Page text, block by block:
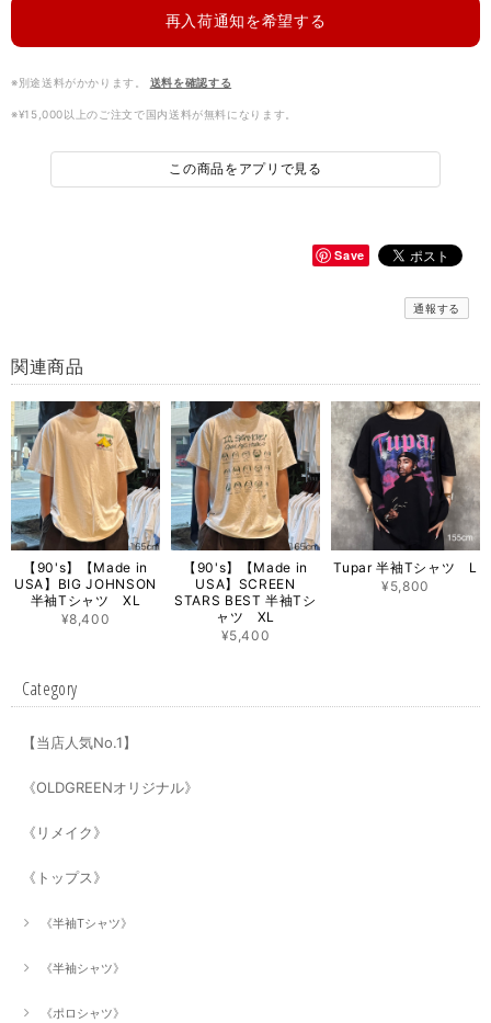
再入荷通知を希望する
※別途送料がかかります。 送料を確認する
※¥15,000以上のご注文で国内送料が無料になります。
この商品をアプリで見る
Save
通報する
関連商品
【90's】【Made in
USA】BIG JOHNSON
半袖Tシャツ XL
¥8,400
【90's】【Made in
USA】SCREEN
STARS BEST 半袖Tシ
ャツ XL
¥5,400
Tupar 半袖Tシャツ L
¥5,800
Category
【当店人気No.1】
《OLDGREENオリジナル》
《リメイク》
《トップス》
《半袖Tシャツ》
《半袖シャツ》
《ポロシャツ》